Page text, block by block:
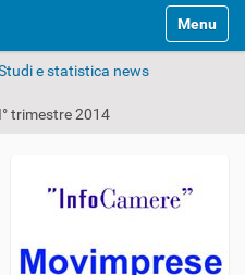
Alterna
e statistica news
trimestre 2014